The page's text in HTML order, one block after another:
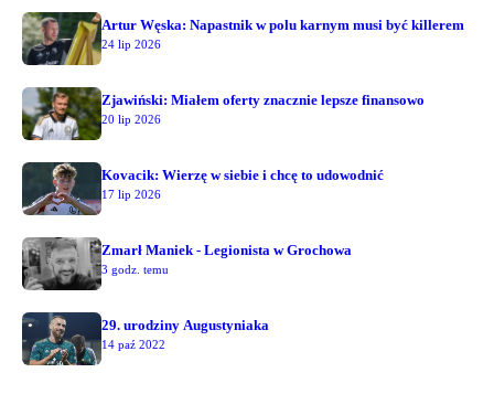
Artur Węska: Napastnik w polu karnym musi być killerem
24 lip 2026
Zjawiński: Miałem oferty znacznie lepsze finansowo
20 lip 2026
Kovacik: Wierzę w siebie i chcę to udowodnić
17 lip 2026
Zmarł Maniek - Legionista w Grochowa
3 godz. temu
29. urodziny Augustyniaka
14 paź 2022